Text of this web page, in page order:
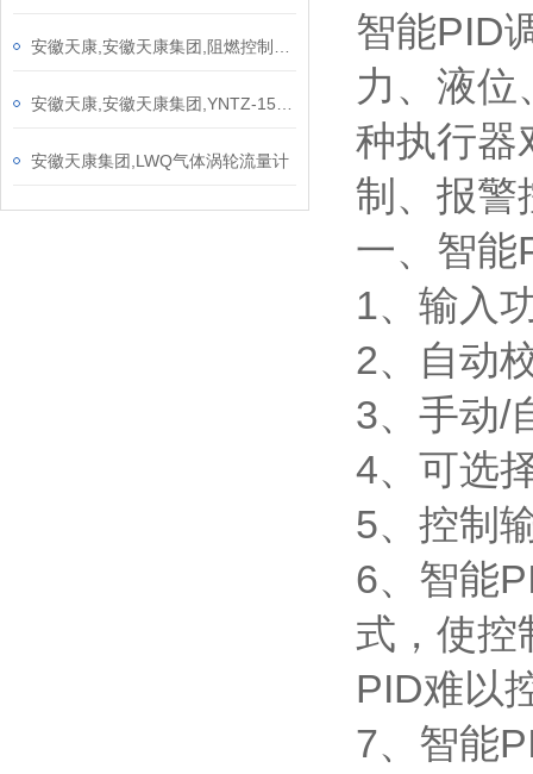
安徽天康集团,LWQ气体涡轮流量计
智能PID
力、液位
种执行器
制、报警
一、智
1、输入
2、自动
3、手动/
4、可选
5、控制
6、智能
式，使控
PID难以
7、智能